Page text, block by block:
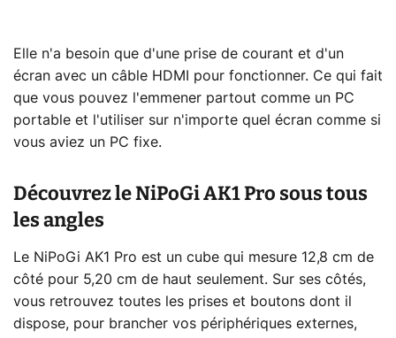
Elle n'a besoin que d'une prise de courant et d'un
écran avec un câble HDMI pour fonctionner. Ce qui fait
que vous pouvez l'emmener partout comme un PC
portable et l'utiliser sur n'importe quel écran comme si
vous aviez un PC fixe.
Découvrez le NiPoGi AK1 Pro sous tous
les angles
Le NiPoGi AK1 Pro est un cube qui mesure 12,8 cm de
côté pour 5,20 cm de haut seulement. Sur ses côtés,
vous retrouvez toutes les prises et boutons dont il
dispose, pour brancher vos périphériques externes,